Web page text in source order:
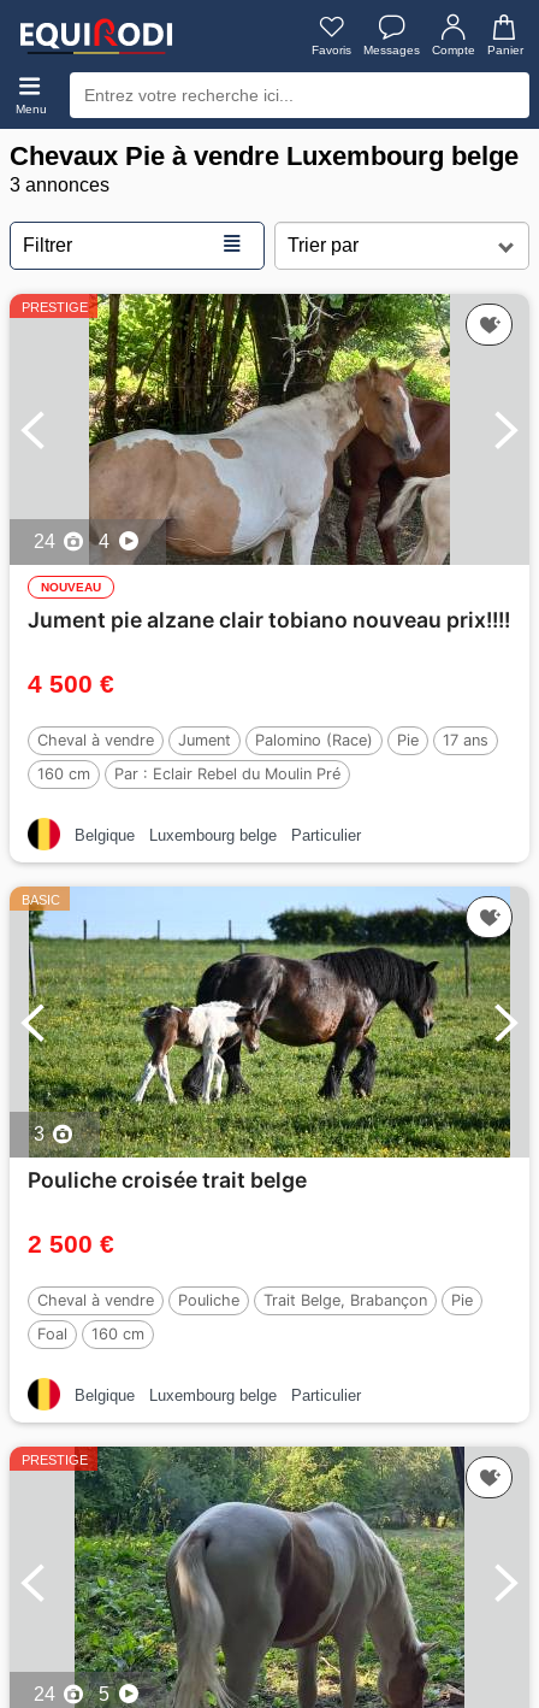
Favoris Messages Compte Panier
Menu
Chevaux Pie à vendre Luxembourg belge
3 annonces
Filtrer ≣
PRESTIGE
24 4
NOUVEAU
Jument pie alzane clair tobiano nouveau prix!!!!
4 500 €
Cheval à vendre Jument Palomino (Race) Pie
17 ans
160 cm
Par : Eclair Rebel du Moulin Pré
Belgique Luxembourg belge Particulier
BASIC
3
Pouliche croisée trait belge
2 500 €
Cheval à vendre Pouliche Trait Belge, Brabançon
Pie
Foal
160 cm
Belgique Luxembourg belge Particulier
PRESTIGE
24 5